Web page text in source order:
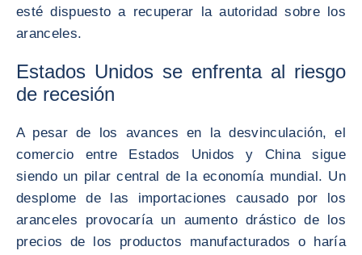
esté dispuesto a recuperar la autoridad sobre los
aranceles.
Estados Unidos se enfrenta al riesgo
de recesión
A pesar de los avances en la desvinculación, el
comercio entre Estados Unidos y China sigue
siendo un pilar central de la economía mundial. Un
desplome de las importaciones causado por los
aranceles provocaría un aumento drástico de los
precios de los productos manufacturados o haría